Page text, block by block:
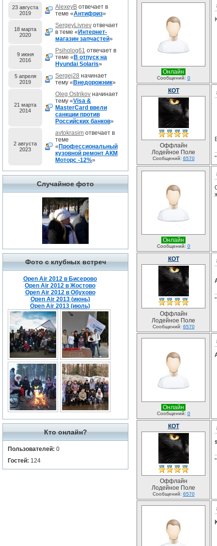
23 августа
2019
AlexeyB отвечает в
теме «Антифриз»
18 марта
2020
SergeyLivnev отвечает
в теме « Интернет-
магазин запчастей»
9 июня
2016
Psiholog61 отвечает в
теме « В отпуск на
Hyundai Solaris»
5 апреля
2019
Sergej28 начинает
тему « Внедорожник»
21 марта
2014
Oleg Ostrikov начинает
тему «Visa &
MasterCard ввели
санкции против
Российских банков»
2 августа
2023
avtokrasim отвечает в
теме
« Профессиональный
кузовной ремонт АКМ
Моторс -12%»
Случайное фото
Фото с клубных встреч
Open Air 2012 в Бисерово
Open Air 2012 в Жостово
Open Air 2012 в Обухово
Open Air 2013 (июнь)
Open Air 2013 (июль)
Кто онлайн?
Пользователей: 0
Гостей: 124
Онлайн
Сообщений: 0
КОТ
Оффлайн
Лодейное Поле
Сообщений: 6570
Онлайн
Сообщений: 0
КОТ
Оффлайн
Лодейное Поле
Сообщений: 6570
Онлайн
Сообщений: 0
КОТ
Оффлайн
Лодейное Поле
Сообщений: 6570